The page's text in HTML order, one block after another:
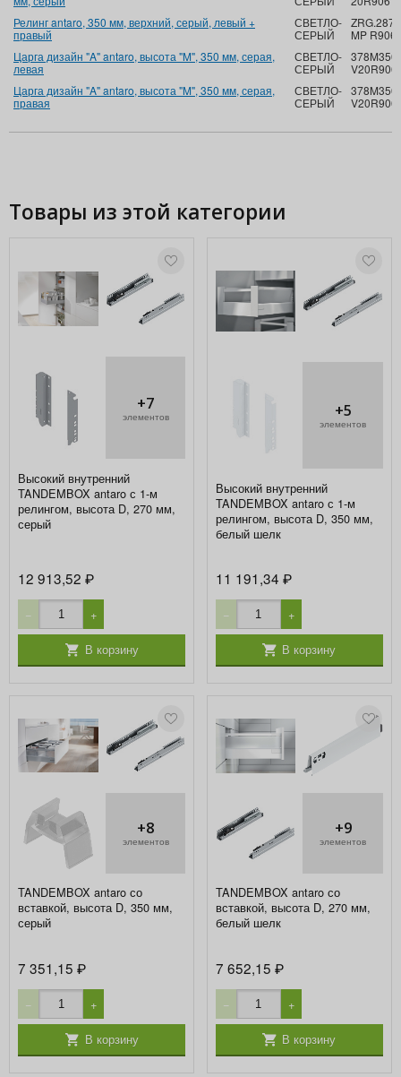
Релинг antaro, 350 мм, верхний, серый, левый +
правый
СВЕТЛО-
СЕРЫЙ
MP R906
Царга дизайн "A" antaro, высота "M", 350 мм, серая,
левая
СВЕТЛО-
СЕРЫЙ
V20R906
Царга дизайн "A" antaro, высота "M", 350 мм, серая,
правая
СВЕТЛО-
СЕРЫЙ
V20R906
Товары из этой категории
+7
элементов
Высокий внутренний
TANDEMBOX antaro с 1-м
релингом, высота D, 270 мм,
серый
12 913,52₽
− +
В корзину
+5
элементов
Высокий внутренний
TANDEMBOX antaro с 1-м
релингом, высота D, 350 мм,
белый шелк
11 191,34 ₽
− +
В корзину
+8
элементов
TANDEMBOX antaro со
вставкой, высота D, 350 мм,
серый
7 351,15₽
− +
В корзину
+9
элементов
TANDEMBOX antaro со
вставкой, высота D, 270 мм,
белый шелк
7 652,15 ₽
− +
В корзину